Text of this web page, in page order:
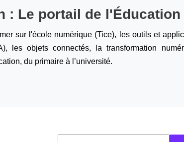
: Le portail de
sur l'école numérique (Tice), les outils et
les objets connectés, la transformation
du primaire à l’université.